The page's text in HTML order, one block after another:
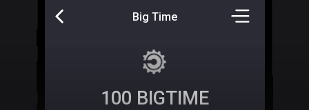
Big Time
100 BIGTIME